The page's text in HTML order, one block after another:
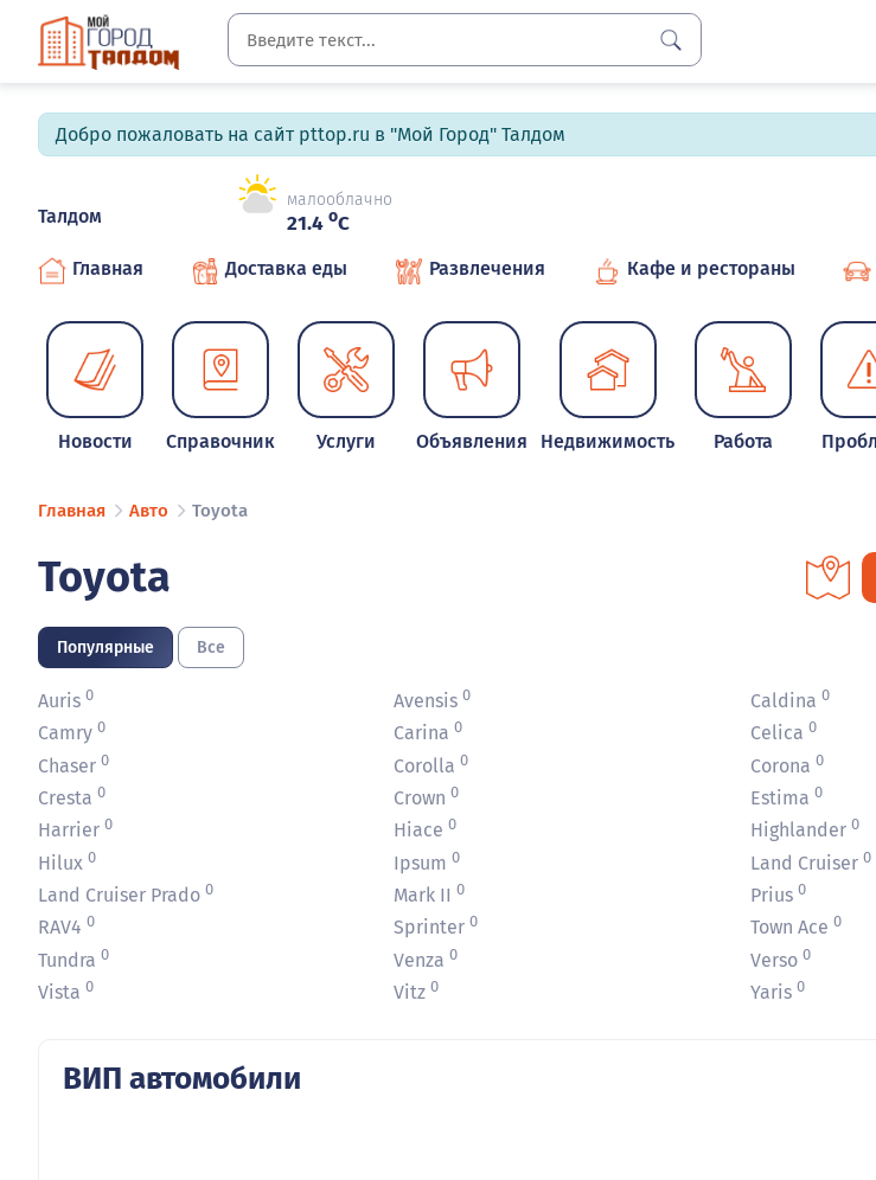
Добро пожаловать на сайт pttop.ru в "Мой Город" Талдом
Талдом
малооблачно
21.4 oC
Главная Доставка еды Развлечения Кафе и рестораны
Новости Справочник Услуги Объявления Недвижимость Работа
Главная Авто Toyota
Toyota
Популярные Все
Auris 0 Avensis 0 Caldina 0
Camry 0 Carina 0 Celica 0
Chaser 0 Corolla 0 Corona 0
Cresta 0 Crown 0 Estima 0
Harrier 0 Hiace 0 Highlander 0
Hilux 0 Ipsum 0 Land Cruiser 0
Land Cruiser Prado 0 Mark II 0 Prius 0
RAV4 0 Sprinter 0 Town Ace 0
Tundra 0 Venza 0 Verso 0
Vista 0 Vitz 0 Yaris 0
ВИП автомобили